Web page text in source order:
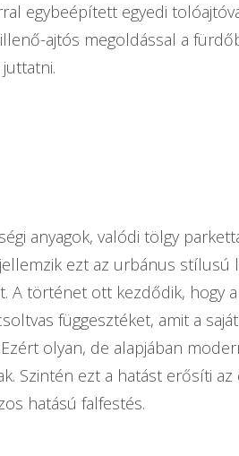
egybeépített egyedi
ajtós megoldással a
anyagok, valódi tölgy
ezt az urbánus stílusú
A történet ott kezdődik, hogy
függesztéket, amit a
olyan, de alapjában
Szintén ezt a hatást erősíti
hatású falfestés.